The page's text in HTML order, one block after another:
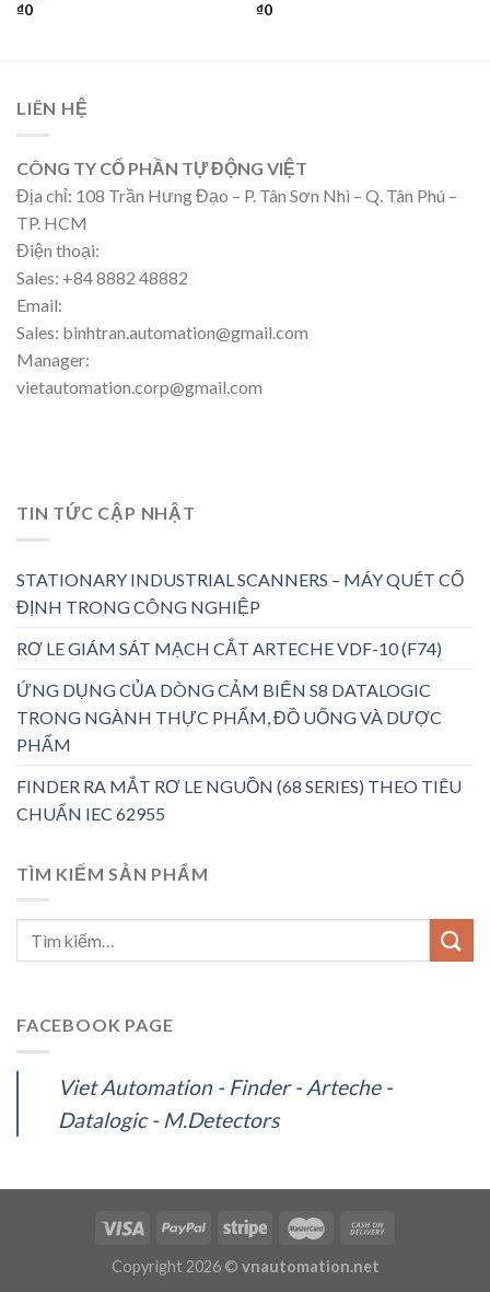
₫0
₫0
LIÊN HỆ
CÔNG TY CỔ PHẦN TỰ ĐỘNG VIỆT
Địa chỉ: 108 Trần Hưng Đạo – P. Tân Sơn Nhì – Q. Tân Phú –
TP. HCM
Điện thoại:
Sales: +84 8882 48882
Email:
Sales: binhtran.automation@gmail.com
Manager:
vietautomation.corp@gmail.com
TIN TỨC CẬP NHẬT
STATIONARY INDUSTRIAL SCANNERS – MÁY QUÉT CỐ
ĐỊNH TRONG CÔNG NGHIỆP
RƠ LE GIÁM SÁT MẠCH CẮT ARTECHE VDF-10 (F74)
ỨNG DỤNG CỦA DÒNG CẢM BIẾN S8 DATALOGIC
TRONG NGÀNH THỰC PHẨM, ĐỒ UỐNG VÀ DƯỢC
PHẨM
FINDER RA MẮT RƠ LE NGUỒN (68 SERIES) THEO TIÊU
CHUẨN IEC 62955
TÌM KIẾM SẢN PHẨM
FACEBOOK PAGE
Viet Automation - Finder - Arteche -
Datalogic - M.Detectors
Copyright 2026 © vnautomation.net